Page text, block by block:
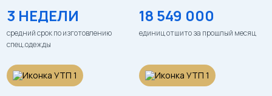
3 НЕДЕЛИ
средний срок по изготовлению
спец.одежды
18 549 000
единиц отшито за прошлый месяц